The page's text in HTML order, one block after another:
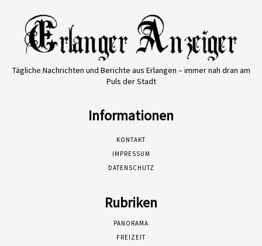
Tägliche Nachrichten und Berichte aus Erlangen – immer nah dran am
Puls der Stadt
Informationen
KONTAKT
IMPRESSUM
DATENSCHUTZ
Rubriken
PANORAMA
FREIZEIT